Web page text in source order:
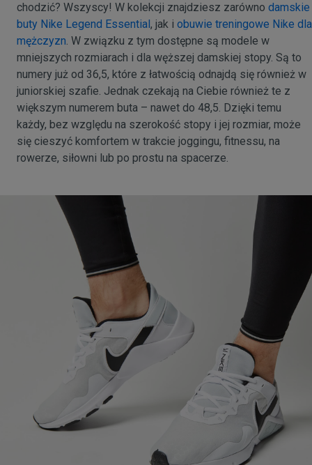
chodzić? Wszyscy! W kolekcji znajdziesz zarówno damskie
buty Nike Legend Essential , jak i obuwie treningowe Nike dla
mężczyzn. W związku z tym dostępne są modele w
mniejszych rozmiarach i dla węższej damskiej stopy. Są to
numery już od 36,5, które z łatwością odnajdą się również w
juniorskiej szafie. Jednak czekają na Ciebie również te z
większym numerem buta – nawet do 48,5. Dzięki temu
każdy, bez względu na szerokość stopy i jej rozmiar, może
się cieszyć komfortem w trakcie joggingu, fitnessu, na
rowerze, siłowni lub po prostu na spacerze.